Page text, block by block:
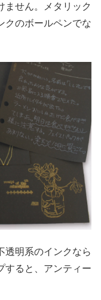
ません。メタリック
クのボールペンでな
透明系のインクなら
すると、アンティー